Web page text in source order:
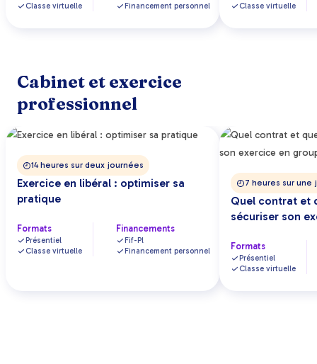
Classe virtuelle
Financement personnel
Classe virtuelle
Cabinet et exercice
professionnel
14 heures sur deux journées
Exercice en libéral : optimiser sa
pratique
Formats
Présentiel
Classe virtuelle
Financements
Fif-Pl
Financement personnel
7 heures sur une
Quel contrat et
sécuriser son
Formats
Présentiel
Classe virtuelle